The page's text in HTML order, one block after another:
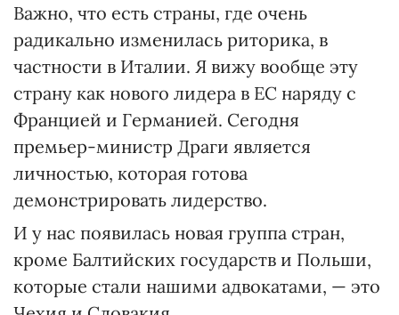
Важно, что есть страны, где очень
радикально изменилась риторика, в
частности в Италии. Я вижу вообще эту
страну как нового лидера в ЕС наряду с
Францией и Германией. Сегодня
премьер-министр Драги является
личностью, которая готова
демонстрировать лидерство.
И у нас появилась новая группа стран,
кроме Балтийских государств и Польши,
которые стали нашими адвокатами, — это